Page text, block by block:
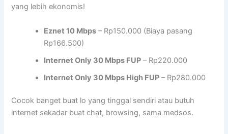
yang lebih ekonomis!
Eznet 10 Mbps – Rp150.000 (Biaya pasang
Rp166.500)
Internet Only 30 Mbps FUP – Rp220.000
Internet Only 30 Mbps High FUP – Rp280.000
Cocok banget buat lo yang tinggal sendiri atau butuh
internet sekadar buat chat, browsing, sama medsos.